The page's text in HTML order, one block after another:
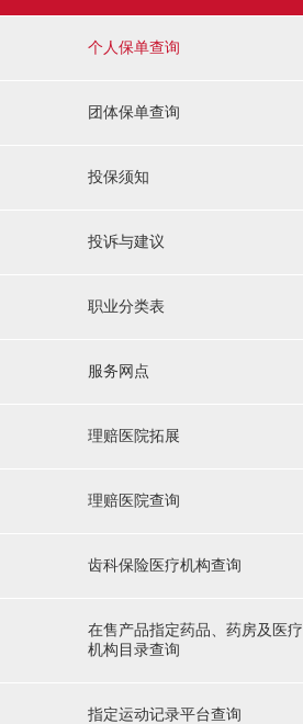
个人保单查询
团体保单查询
投保须知
投诉与建议
职业分类表
服务网点
理赔医院拓展
理赔医院查询
齿科保险医疗机构查询
在售产品指定药品、药房及医疗
机构目录查询
指定运动记录平台查询